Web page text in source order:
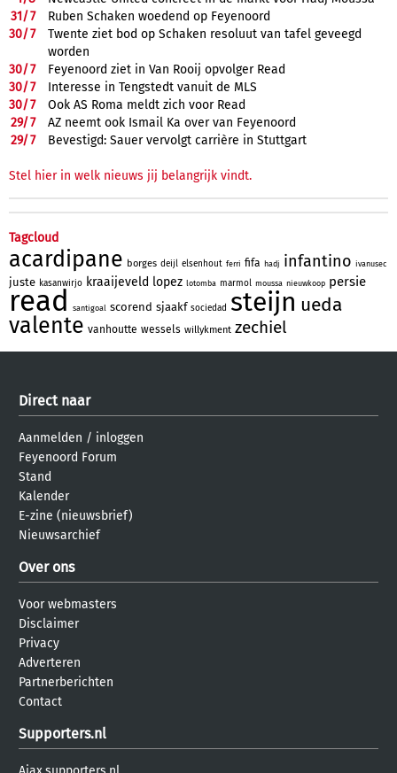
31/7
Ruben Schaken woedend op Feyenoord
30/7
Twente ziet bod op Schaken resoluut van tafel geveegd
worden
30/7
Feyenoord ziet in Van Rooij opvolger Read
30/7
Interesse in Tengstedt vanuit de MLS
30/7
Ook AS Roma meldt zich voor Read
29/7
AZ neemt ook Ismail Ka over van Feyenoord
29/7 Bevestigd: Sauer vervolgt carrière in Stuttgart
Stel hier in welk nieuws jij belangrijk vindt.
Tagcloud
acardipane borges deijl elsenhout ferri fifa hadj infantino ivanusec
juste kasanwirjo kraaijeveld lopez lotomba marmol moussa nieuwkoop persie
read santigoal scorend sjaakf sociedad steijn ueda
valente vanhoutte wessels willykment zechiel
Direct naar
Aanmelden / inloggen
Feyenoord Forum
Stand
Kalender
E-zine (nieuwsbrief)
Nieuwsarchief
Over ons
Voor webmasters
Disclaimer
Privacy
Adverteren
Partnerberichten
Contact
Supporters.nl